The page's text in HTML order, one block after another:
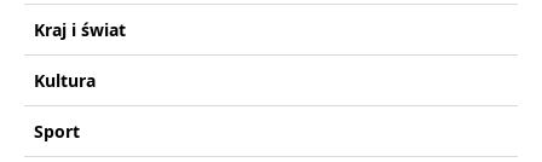
Kraj i świat
Kultura
Sport